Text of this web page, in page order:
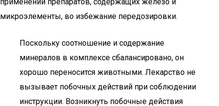
микроэлементы, во избежание передозировки.
Поскольку соотношение и содержание
минералов в комплексе сбалансировано, он
хорошо переносится животными. Лекарство не
вызывает побочных действий при соблюдении
инструкции. Возникнуть побочные действия